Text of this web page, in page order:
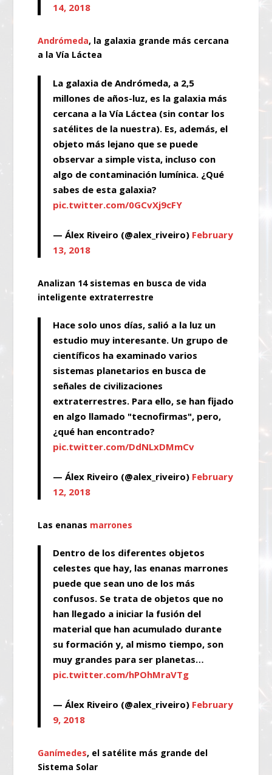
14, 2018
Andrómeda, la galaxia grande más cercana
a la Vía Láctea
La galaxia de Andrómeda, a 2,5
millones de años-luz, es la galaxia más
cercana a la Vía Láctea (sin contar los
satélites de la nuestra). Es, además, el
objeto más lejano que se puede
observar a simple vista, incluso con
algo de contaminación lumínica. ¿Qué
sabes de esta galaxia?
pic.twitter.com/0GCvXj9cFY
— Álex Riveiro (@alex_riveiro) February
13, 2018
Analizan 14 sistemas en busca de vida
inteligente extraterrestre
Hace solo unos días, salió a la luz un
estudio muy interesante. Un grupo de
científicos ha examinado varios
sistemas planetarios en busca de
señales de civilizaciones
extraterrestres. Para ello, se han fijado
en algo llamado "tecnofirmas", pero,
¿qué han encontrado?
pic.twitter.com/DdNLxDMmCv
— Álex Riveiro (@alex_riveiro) February
12, 2018
Las enanas marrones
Dentro de los diferentes objetos
celestes que hay, las enanas marrones
puede que sean uno de los más
confusos. Se trata de objetos que no
han llegado a iniciar la fusión del
material que han acumulado durante
su formación y, al mismo tiempo, son
muy grandes para ser planetas…
pic.twitter.com/hPOhMraVTg
— Álex Riveiro (@alex_riveiro) February
9, 2018
Ganímedes, el satélite más grande del
Sistema Solar